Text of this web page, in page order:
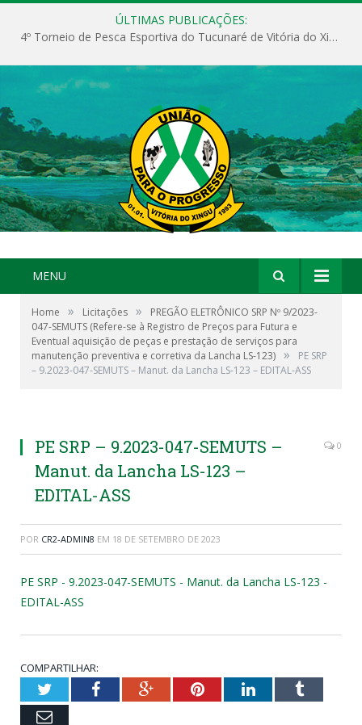
ÚLTIMAS PUBLICAÇÕES:
4º Torneio de Pesca Esportiva do Tucunaré de Vitória do Xingu
MENU
Home » Licitações »
PREGÃO ELETRÔNICO SRP Nº 9/2023-
047-SEMUTS (Refere-se à Registro de Preços para Futura e
Eventual aquisição de peças e prestação de serviços para
manutenção preventiva e corretiva da Lancha LS-123) »
PE SRP
– 9.2023-047-SEMUTS – Manut. da Lancha LS-123 – EDITAL-ASS
PE SRP – 9.2023-047-SEMUTS –
Manut. da Lancha LS-123 –
EDITAL-ASS
0
POR CR2-ADMIN8 EM 18 DE SETEMBRO DE 2023
PE SRP - 9.2023-047-SEMUTS - Manut. da Lancha LS-123 -
EDITAL-ASS
COMPARTILHAR:
TwitterFacebookGoogle+PinterestLinkedInTumblr
Email